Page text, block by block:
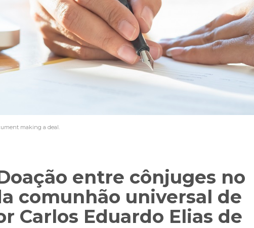
making a deal.
entre cônjuges no
comunhão universal de
Carlos Eduardo Elias de